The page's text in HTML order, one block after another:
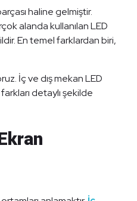
haline gelmiştir.
alanda kullanılan LED
En temel farklardan biri,
İç ve dış mekan LED
detaylı şekilde